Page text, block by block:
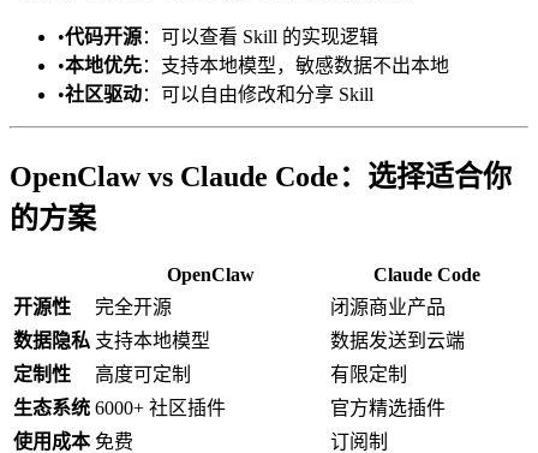
•代码开源：可以查看 Skill 的实现逻辑
•本地优先：支持本地模型，敏感数据不出本地
•社区驱动：可以自由修改和分享 Skill
OpenClaw vs Claude Code：选择适合你
的方案
OpenClaw
Claude Code
开源性
完全开源
闭源商业产品
数据隐私 支持本地模型
数据发送到云端
定制性
高度可定制
有限定制
生态系统 6000+ 社区插件
官方精选插件
使用成本 免费
订阅制